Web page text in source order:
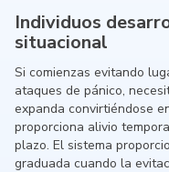
Individuos
situacional
Si comienzas evitando
ataques de pánico,
expanda convirtiéndose
proporciona alivio
plazo. El sistema
graduada cuando la